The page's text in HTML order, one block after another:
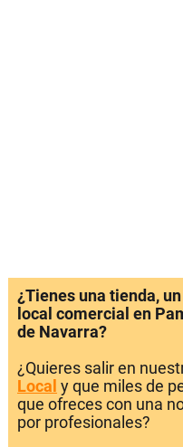
¿Tienes una tienda,
local comercial en
de Navarra?
¿Quieres salir en
Local y que miles de
que ofreces con una
por profesionales?